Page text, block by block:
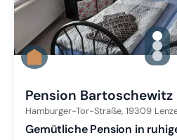
Zu
Zu
Zu
Pension Bartoschewitz
Hamburger-Tor-Straße, 19309
Gemütliche Pension in